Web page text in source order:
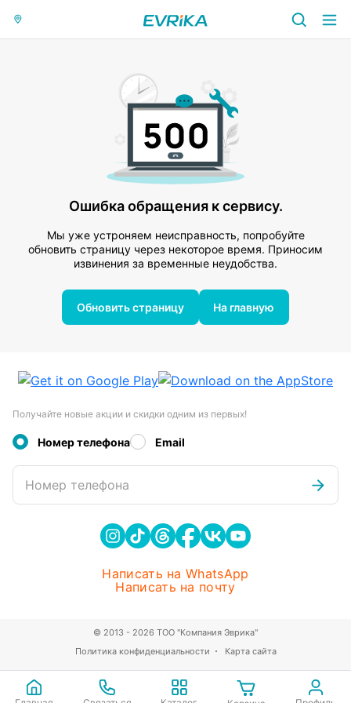
Ошибка обращения к сервису.
Мы уже устроняем неисправность, попробуйте
обновить страницу через некоторое время. Приносим
извинения за временные неудобства.
Обновить страницу На главную
Получайте новые акции и скидки одним из первых!
Номер телефона Email
Номер телефона
Написать на WhatsApp
Написать на почту
Политика конфиденциальности Карта сайта
© 2013 - 2026 ТОО "Компания Эврика"